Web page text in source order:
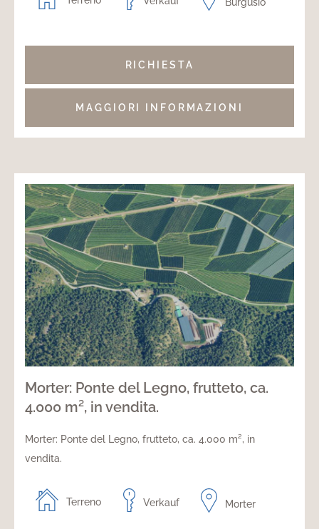
RICHIESTA
MAGGIORI INFORMAZIONI
Morter: Ponte del Legno, frutteto, ca.
4.000 m², in vendita.
Morter: Ponte del Legno, frutteto, ca. 4.000 m², in
vendita.
Terreno Verkauf Morter